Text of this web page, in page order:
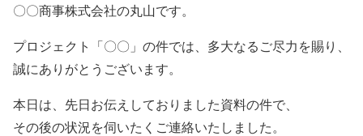
〇〇商事株式会社の丸山です。
プロジェクト「〇〇」の件では、多大なるご尽力を賜り、
誠にありがとうございます。
本日は、先日お伝えしておりました資料の件で、
その後の状況を伺いたくご連絡いたしました。